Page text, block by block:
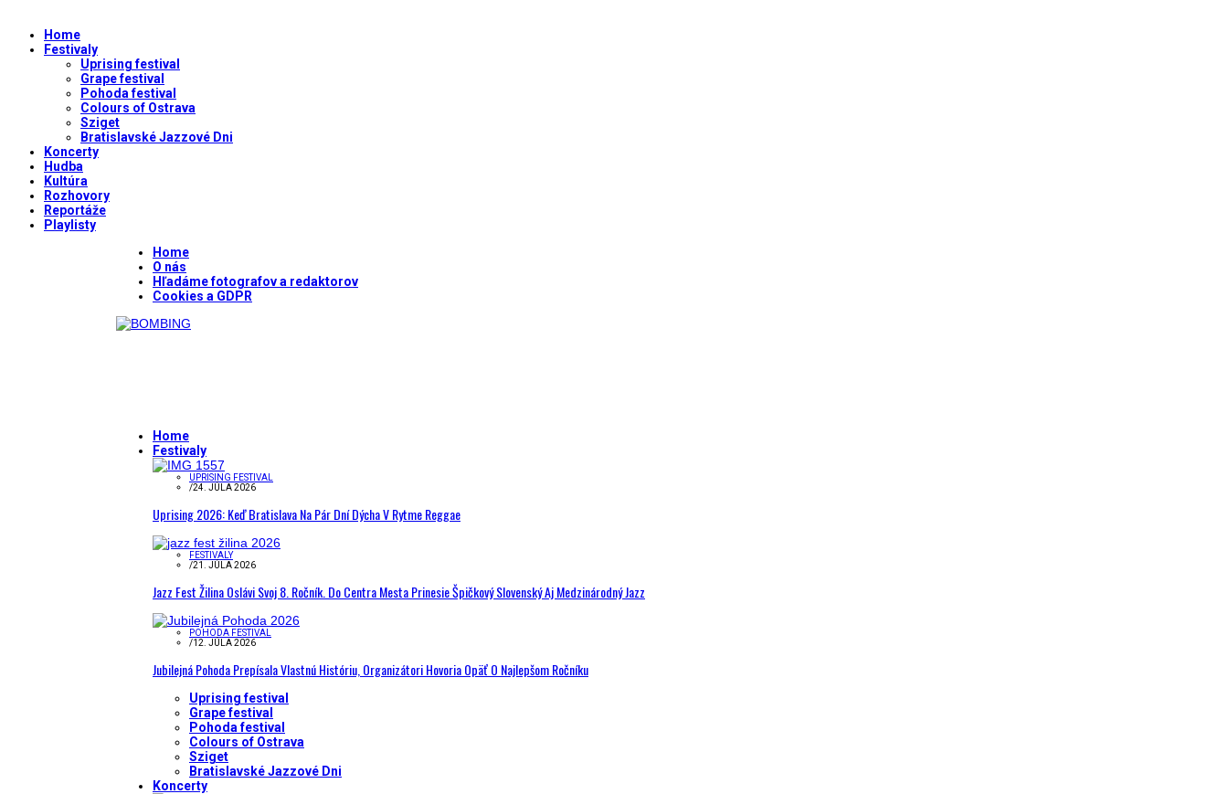
Home
Festivaly
Uprising festival
Grape festival
Pohoda festival
Colours of Ostrava
Sziget
Bratislavské Jazzové Dni
Koncerty
Hudba
Kultúra
Rozhovory
Reportáže
Playlisty
Home
O nás
Hľadáme fotografov a redaktorov
Cookies a GDPR
Home
Festivaly
UPRISING FESTIVAL
/24. JÚLA 2026
Uprising 2026: Keď Bratislava Na Pár Dní Dýcha V Rytme Reggae
FESTIVALY
/21. JÚLA 2026
Jazz Fest Žilina Oslávi Svoj 8. Ročník. Do Centra Mesta Prinesie Špičkový Slovenský Aj Medzinárodný Jazz
POHODA FESTIVAL
/12. JÚLA 2026
Jubilejná Pohoda Prepísala Vlastnú Históriu, Organizátori Hovoria Opäť O Najlepšom Ročníku
Uprising festival
Grape festival
Pohoda festival
Colours of Ostrava
Sziget
Bratislavské Jazzové Dni
Koncerty